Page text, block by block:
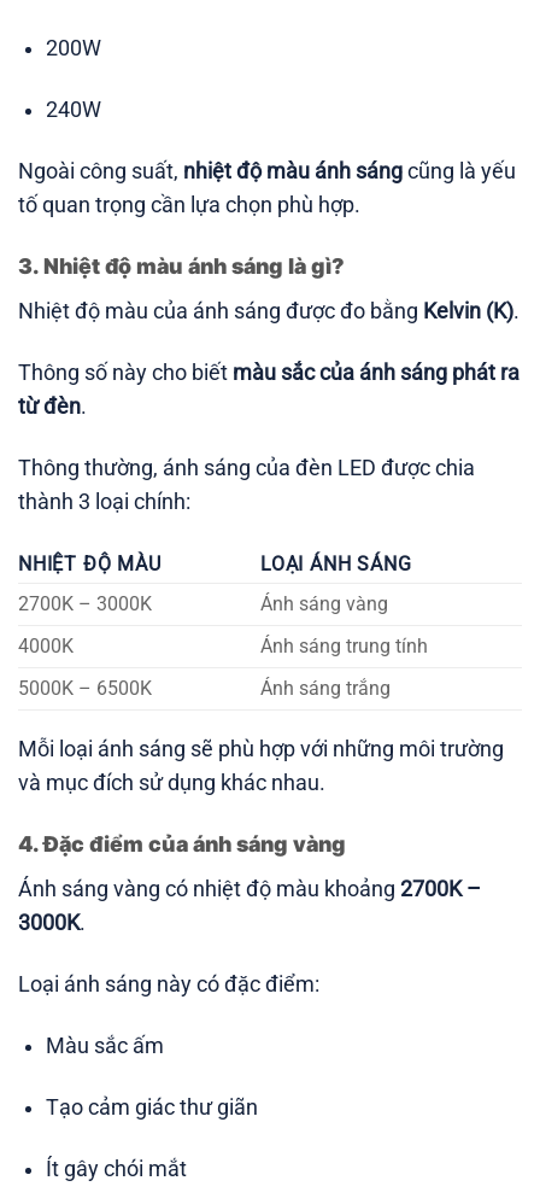
200W
240W
Ngoài công suất, nhiệt độ màu ánh sáng cũng là yếu
tố quan trọng cần lựa chọn phù hợp.
3. Nhiệt độ màu ánh sáng là gì?
Nhiệt độ màu của ánh sáng được đo bằng Kelvin (K).
Thông số này cho biết màu sắc của ánh sáng phát ra
từ đèn.
Thông thường, ánh sáng của đèn LED được chia
thành 3 loại chính:
NHIỆT ĐỘ MÀU
LOẠI ÁNH SÁNG
2700K – 3000K
Ánh sáng vàng
4000K
Ánh sáng trung tính
5000K – 6500K
Ánh sáng trắng
Mỗi loại ánh sáng sẽ phù hợp với những môi trường
và mục đích sử dụng khác nhau.
4. Đặc điểm của ánh sáng vàng
Ánh sáng vàng có nhiệt độ màu khoảng 2700K –
3000K.
Loại ánh sáng này có đặc điểm:
Màu sắc ấm
Tạo cảm giác thư giãn
Ít gây chói mắt